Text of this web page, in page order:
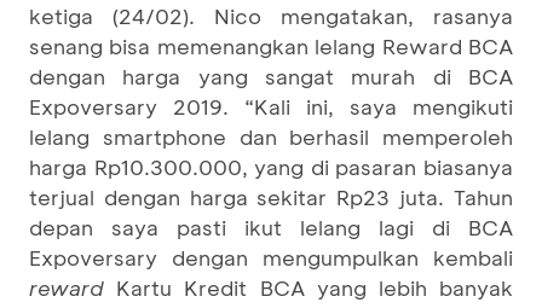
ketiga (24/02). Nico mengatakan, rasanya
senang bisa memenangkan lelang Reward BCA
dengan harga yang sangat murah di BCA
Expoversary 2019. “Kali ini, saya mengikuti
lelang smartphone dan berhasil memperoleh
harga Rp10.300.000, yang di pasaran biasanya
terjual dengan harga sekitar Rp23 juta. Tahun
depan saya pasti ikut lelang lagi di BCA
Expoversary dengan mengumpulkan kembali
reward Kartu Kredit BCA yang lebih banyak